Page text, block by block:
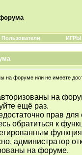
Пользователи ИГРЫ
на форуме или не имеете
на
ещё раз.
прав
обратиться к
администратор
на форуме.